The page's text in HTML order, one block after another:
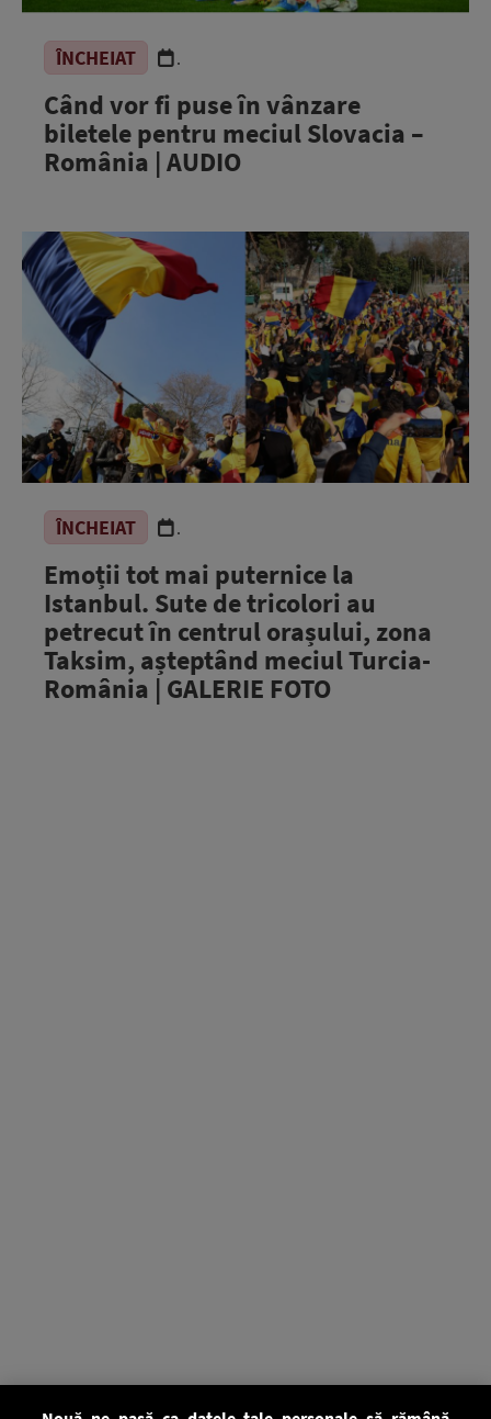
ÎNCHEIAT .
Când vor fi puse în vânzare
biletele pentru meciul Slovacia –
România | AUDIO
ÎNCHEIAT .
Emoții tot mai puternice la
Istanbul. Sute de tricolori au
petrecut în centrul orașului, zona
Taksim, așteptând meciul Turcia-
România | GALERIE FOTO